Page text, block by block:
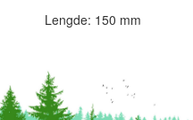
Lengde: 150 mm